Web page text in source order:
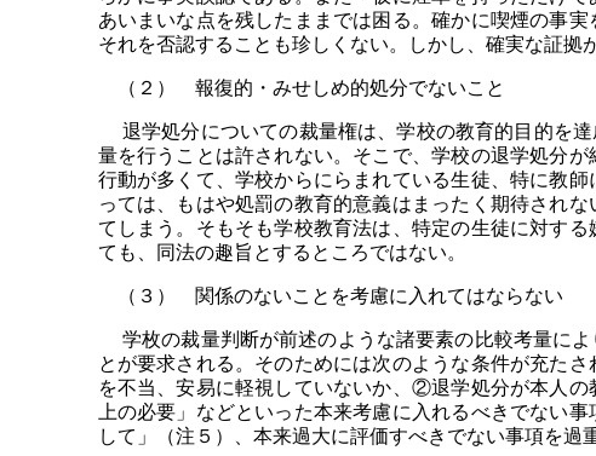
あいまいな点を残したままでは困る。確かに喫煙の事
それを否認することも珍しくない。しかし、確実な証拠
（２） 報復的・みせしめ的処分でないこと
退学処分についての裁量権は、学校の教育的目的を達
量を行うことは許されない。そこで、学校の退学処分
行動が多くて、学校からにらまれている生徒、特に教
っては、もはや処罰の教育的意義はまったく期待され
てしまう。そもそも学校教育法は、特定の生徒に対す
ても、同法の趣旨とするところではない。
（３） 関係のないことを考慮に入れてはならない
学枚の裁量判断が前述のような諸要素の比較考量によ
とが要求される。そのためには次のような条件が充た
を不当、安易に軽視していないか、②退学処分が本人
上の必要」などといった本来考慮に入れるべきでない
して」（注５）、本来過大に評価すべきでない事項を過